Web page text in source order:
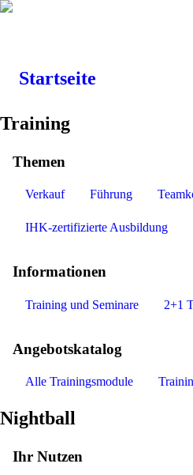
Startseite
Training
Themen
Verkauf Führung
IHK-zertifizierte Ausbildung
Informationen
Training und Seminare 2+1
Angebotskatalog
Alle Trainingsmodule
Nightball
Ihr Nutzen